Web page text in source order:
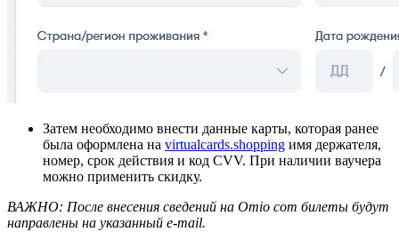
Затем необходимо внести данные карты, которая ранее
была оформлена на virtualcards.shopping имя держателя,
номер, срок действия и код CVV. При наличии ваучера
можно применить скидку.
ВАЖНО: После внесения сведений на Omio com билеты будут
направлены на указанный e-mail.